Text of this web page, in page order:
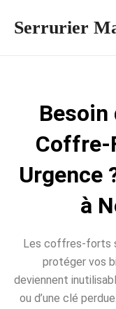
Serrurier
Besoin
Coffre-
Urgence
à
Les coffres-forts
protéger vos
deviennent
ou d’une clé